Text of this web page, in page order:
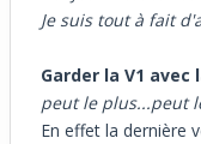
Je suis tout à fait
Garder la V1
peut le plus...peut
En effet la dernière